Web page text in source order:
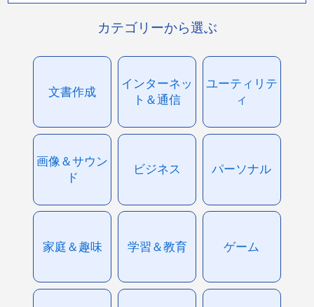
カテゴリーから選ぶ
文書作成
インターネッ
ト＆通信
ユーティリテ
ィ
画像＆サウン
ド
ビジネス パーソナル
家庭＆趣味 学習＆教育 ゲーム